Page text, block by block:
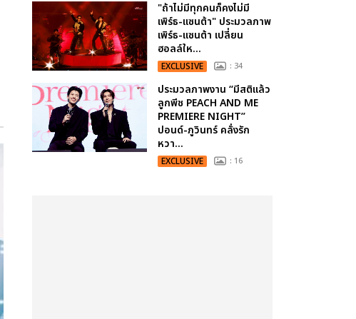
"ถ้าไม่มีทุกคนก็คงไม่มี
เพิร์ธ-แซนต้า" ประมวลภาพ
เพิร์ธ-แซนต้า เปลี่ยน
ฮอลล์ให...
EXCLUSIVE : 34
ประมวลภาพงาน “มีสติแล้ว
ลูกพีช PEACH AND ME
PREMIERE NIGHT”
ปอนด์-ภูวินทร์ คลั่งรัก
หวา...
EXCLUSIVE : 16